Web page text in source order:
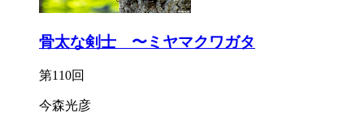
骨太な剣士 〜ミヤマクワガタ
第110回
今森光彦